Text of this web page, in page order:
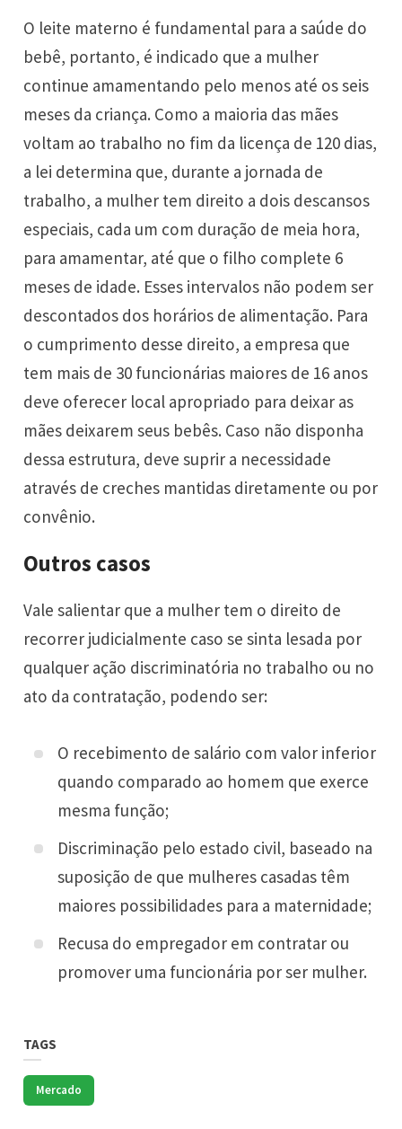
O leite materno é fundamental para a saúde do
bebê, portanto, é indicado que a mulher
continue amamentando pelo menos até os seis
meses da criança. Como a maioria das mães
voltam ao trabalho no fim da licença de 120 dias,
a lei determina que, durante a jornada de
trabalho, a mulher tem direito a dois descansos
especiais, cada um com duração de meia hora,
para amamentar, até que o filho complete 6
meses de idade. Esses intervalos não podem ser
descontados dos horários de alimentação. Para
o cumprimento desse direito, a empresa que
tem mais de 30 funcionárias maiores de 16 anos
deve oferecer local apropriado para deixar as
mães deixarem seus bebês. Caso não disponha
dessa estrutura, deve suprir a necessidade
através de creches mantidas diretamente ou por
convênio.
Outros casos
Vale salientar que a mulher tem o direito de
recorrer judicialmente caso se sinta lesada por
qualquer ação discriminatória no trabalho ou no
ato da contratação, podendo ser:
O recebimento de salário com valor inferior
quando comparado ao homem que exerce
mesma função;
Discriminação pelo estado civil, baseado na
suposição de que mulheres casadas têm
maiores possibilidades para a maternidade;
Recusa do empregador em contratar ou
promover uma funcionária por ser mulher.
TAGS
Mercado